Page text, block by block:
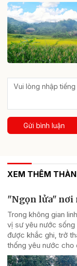
Gửi bình luận
XEM THÊM
"Ngọn lửa" nơi
Trong không gian
vị sư yêu nước sống
được khắc ghi, trở
thống yêu nước cho